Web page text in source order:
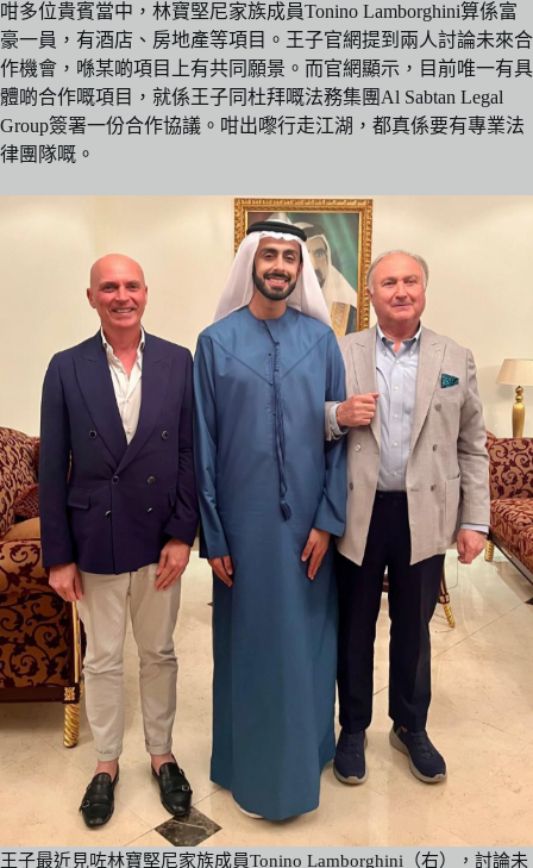
咁多位貴賓當中，林寶堅尼家族成員Tonino Lamborghini算係富
豪一員，有酒店、房地產等項目。王子官網提到兩人討論未來合
作機會，喺某啲項目上有共同願景。而官網顯示，目前唯一有具
體啲合作嘅項目，就係王子同杜拜嘅法務集團Al Sabtan Legal
Group簽署一份合作協議。咁出嚟行走江湖，都真係要有專業法
律團隊嘅。
王子最近見咗林寶堅尼家族成員Tonino Lamborghini（右），討論未